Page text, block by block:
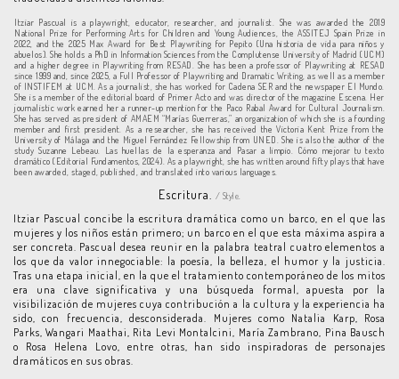
Itziar Pascual is a playwright, educator, researcher, and journalist. She was awarded the 2019
National Prize for Performing Arts for Children and Young Audiences, the ASSITEJ Spain Prize in
2022, and the 2025 Max Award for Best Playwriting for Pepito (Una historia de vida para niños y
abuelos). She holds a PhD in Information Sciences from the Complutense University of Madrid (UCM)
and a higher degree in Playwriting from RESAD. She has been a professor of Playwriting at RESAD
since 1999 and, since 2025, a Full Professor of Playwriting and Dramatic Writing, as well as a member
of INSTIFEM at UCM. As a journalist, she has worked for Cadena SER and the newspaper El Mundo.
She is a member of the editorial board of Primer Acto and was director of the magazine Escena. Her
journalistic work earned her a runner-up mention for the Paco Rabal Award for Cultural Journalism.
She has served as president of AMAEM “Marías Guerreras,” an organization of which she is a founding
member and first president. As a researcher, she has received the Victoria Kent Prize from the
University of Málaga and the Miguel Fernández Fellowship from UNED. She is also the author of the
study Suzanne Lebeau. Las huellas de la esperanza and Pasar a limpio. Cómo mejorar tu texto
dramático (Editorial Fundamentos, 2024). As a playwright, she has written around fifty plays that have
been awarded, staged, published, and translated into various languages.
Escritura. / Style.
Itziar Pascual concibe la escritura dramática como un barco, en el que las
mujeres y los niños están primero; un barco en el que esta máxima aspira a
ser concreta. Pascual desea reunir en la palabra teatral cuatro elementos a
los que da valor innegociable: la poesía, la belleza, el humor y la justicia.
Tras una etapa inicial, en la que el tratamiento contemporáneo de los mitos
era una clave significativa y una búsqueda formal, apuesta por la
visibilización de mujeres cuya contribución a la cultura y la experiencia ha
sido, con frecuencia, desconsiderada. Mujeres como Natalia Karp, Rosa
Parks, Wangari Maathai, Rita Levi Montalcini, María Zambrano, Pina Bausch
o Rosa Helena Lovo, entre otras, han sido inspiradoras de personajes
dramáticos en sus obras.